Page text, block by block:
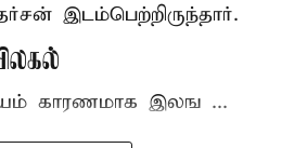
இடம்பெற்றிருந்தார்.
காரணமாக இலங ...